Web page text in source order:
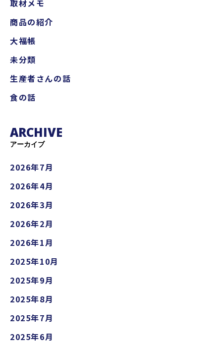
取材メモ
商品の紹介
大福帳
未分類
生産者さんの話
食の話
ARCHIVE
アーカイブ
2026年7月
2026年4月
2026年3月
2026年2月
2026年1月
2025年10月
2025年9月
2025年8月
2025年7月
2025年6月